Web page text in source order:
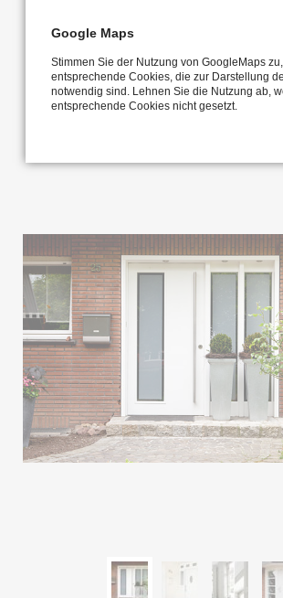
Google Maps
Stimmen Sie der Nutzung von GoogleMaps
entsprechende Cookies, die zur Darstellung
notwendig sind. Lehnen Sie die Nutzung ab,
entsprechende Cookies nicht gesetzt.